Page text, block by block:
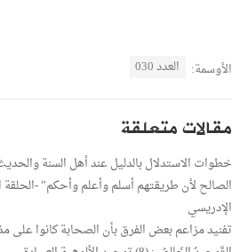
الأوسمة: العدد 030
مقالات متعلقة
خطوات الاستدلال بالدليل عند أهل السنة
الصالح لأن طريقتهم أسلم وأعلم وأحكم” -
الإدريسي
تفنيد مزاعم بعض الفرق بأن الصحابة كانوا على